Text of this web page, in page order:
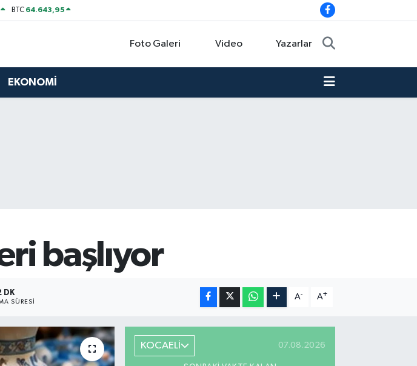
BTC 64.643,95
Foto Galeri Video Yazarlar
EKONOMİ
başlıyor
DK
SÜRESI
A- A+
KOCAELİ 07.08.2026